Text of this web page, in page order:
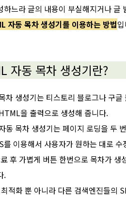
하느라 글의 내용이 부실해지거나
자동 목차 생성기를 이용하는 방법
자동 목차 생성기란?
차 생성기는 티스토리 블로그나 구
을 출력으로 생성해 줍니다.
동 목차 생성기는 페이지 로딩을 두
를 이용해서 사용자가 원하는 대로
후 가볍게 버튼 한번으로 목차가
.
적화 뿐 아니라 다른 검색엔진들의